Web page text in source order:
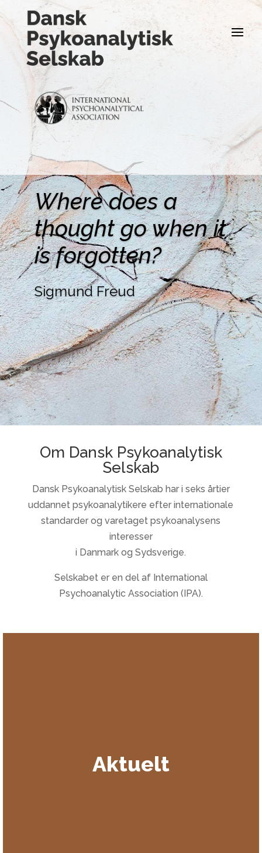
Where does a
thought go when it
is forgotten?
Sigmund Freud
Om Dansk Psykoanalytisk
Selskab
Dansk Psykoanalytisk Selskab har i seks årtier
uddannet psykoanalytikere efter internationale
standarder og varetaget psykoanalysens
interesser
i Danmark og Sydsverige.
Selskabet er en del af International
Psychoanalytic Association (IPA).
Aktuelt